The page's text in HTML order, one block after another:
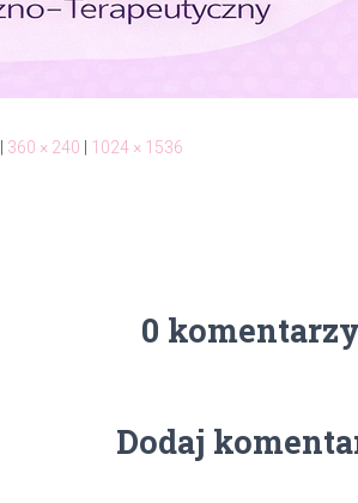
360 × 240 1024 × 1536
0 komentarzy
Dodaj